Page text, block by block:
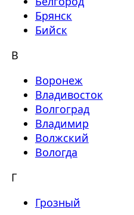
Брянск
Бийск
В
Воронеж
Владивосток
Волгоград
Владимир
Волжский
Вологда
Г
Грозный